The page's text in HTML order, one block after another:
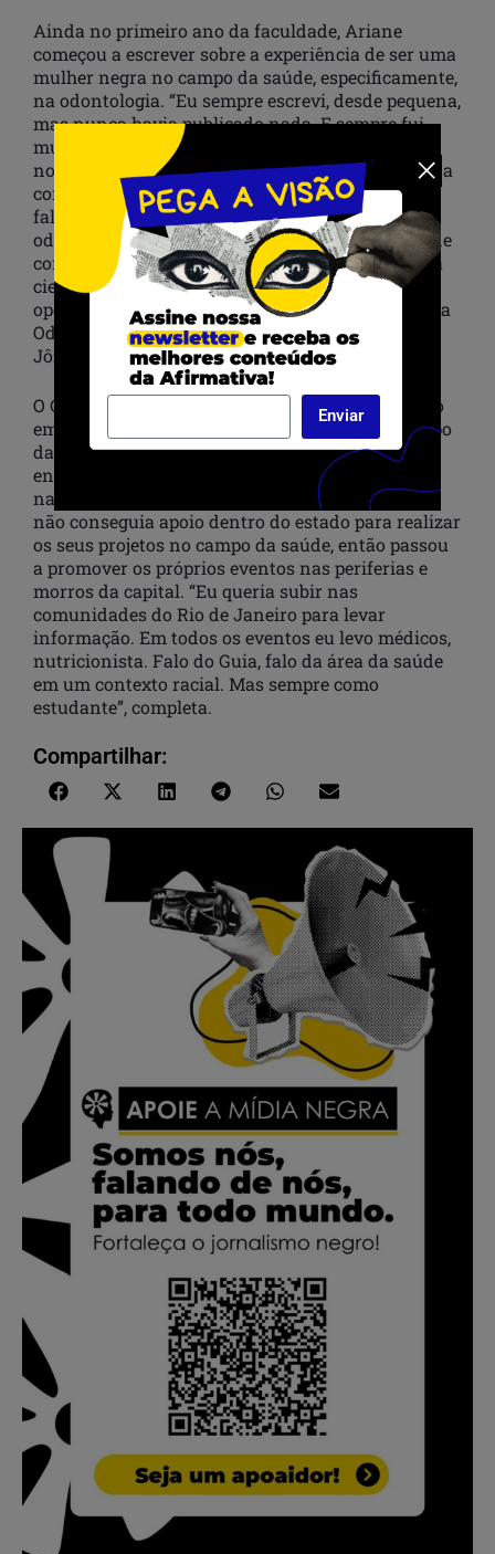
Ainda no primeiro ano da faculdade, Ariane
começou a escrever sobre a experiência de ser uma
mulher negra no campo da saúde, especificamente,
na odontologia. “Eu sempre escrevi, desde pequena,
mas nunca havia publicado nada. E sempre fui
muito questionadora”, relembrou a estudante. Já
no quarto período da graduação, uma professora a
convidou para um congresso, em que precisaria
falar sobre o papel das mulheres negras na
odontologia. Nesse evento, os caminhos de Ariane
começaram a ser traçados enquanto divulgadora
científica. Logo depois da palestra, surgiu a
oportunidade de publicar o Guia Antirracista para
Odontologia, com a coautoria das profissionais
Jôice Corrêa e Carol Lemos.
O Guia teve grande repercussão, com lançamento
em vários estados. A jovem entendeu que o campo
da saúde estava carente de formação para
enfrentar o racismo. Mesmo após o sucesso
nacional da publicação, Ariane conta que ainda
não conseguia apoio dentro do estado para realizar
os seus projetos no campo da saúde, então passou
a promover os próprios eventos nas periferias e
morros da capital. “Eu queria subir nas
comunidades do Rio de Janeiro para levar
informação. Em todos os eventos eu levo médicos,
nutricionista. Falo do Guia, falo da área da saúde
em um contexto racial. Mas sempre como
estudante”, completa.
Compartilhar:
Enviar